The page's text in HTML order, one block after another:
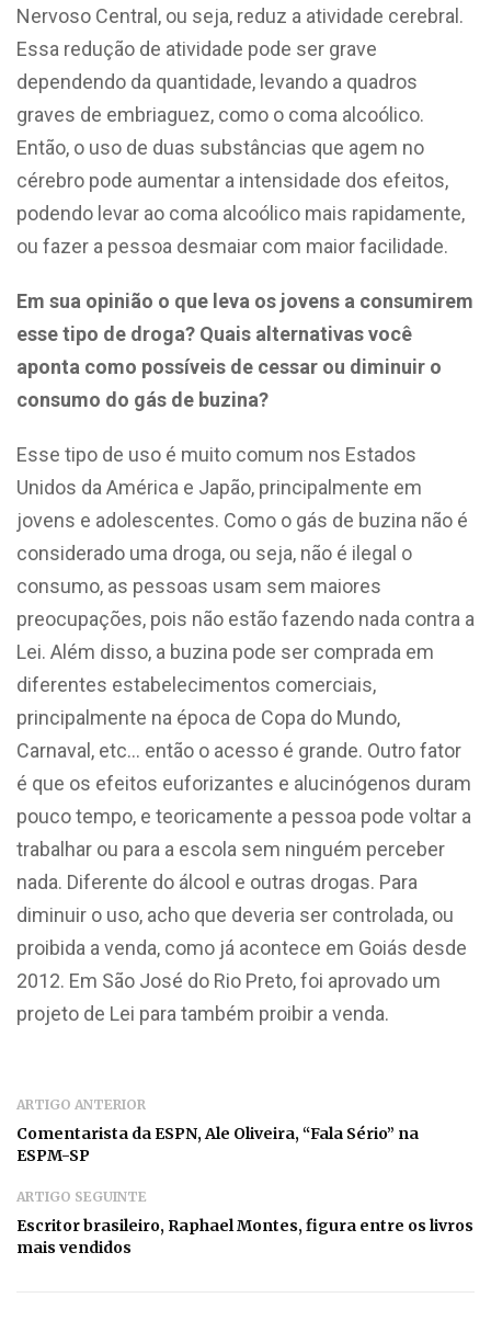
Nervoso Central, ou seja, reduz a atividade cerebral.
Essa redução de atividade pode ser grave
dependendo da quantidade, levando a quadros
graves de embriaguez, como o coma alcoólico.
Então, o uso de duas substâncias que agem no
cérebro pode aumentar a intensidade dos efeitos,
podendo levar ao coma alcoólico mais rapidamente,
ou fazer a pessoa desmaiar com maior facilidade.
Em sua opinião o que leva os jovens a consumirem
esse tipo de droga? Quais alternativas você
aponta como possíveis de cessar ou diminuir o
consumo do gás de buzina?
Esse tipo de uso é muito comum nos Estados
Unidos da América e Japão, principalmente em
jovens e adolescentes. Como o gás de buzina não é
considerado uma droga, ou seja, não é ilegal o
consumo, as pessoas usam sem maiores
preocupações, pois não estão fazendo nada contra a
Lei. Além disso, a buzina pode ser comprada em
diferentes estabelecimentos comerciais,
principalmente na época de Copa do Mundo,
Carnaval, etc… então o acesso é grande. Outro fator
é que os efeitos euforizantes e alucinógenos duram
pouco tempo, e teoricamente a pessoa pode voltar a
trabalhar ou para a escola sem ninguém perceber
nada. Diferente do álcool e outras drogas. Para
diminuir o uso, acho que deveria ser controlada, ou
proibida a venda, como já acontece em Goiás desde
2012. Em São José do Rio Preto, foi aprovado um
projeto de Lei para também proibir a venda.
ARTIGO ANTERIOR
Comentarista da ESPN, Ale Oliveira, “Fala Sério” na
ESPM-SP
ARTIGO SEGUINTE
Escritor brasileiro, Raphael Montes, figura entre os livros
mais vendidos